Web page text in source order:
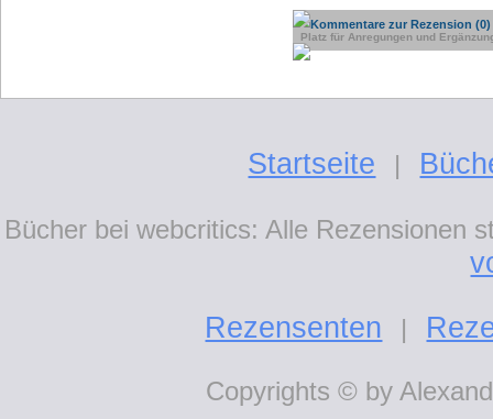
Kommentare zur Rezension (0)
Platz für Anregungen und
Startseite |
Bücher bei webcritics: Alle Rezensionen
Rezensenten
|
Copyrights © by